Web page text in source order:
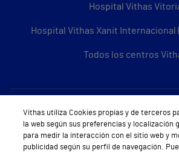
Hospital Vithas
Hospital Vithas Xanit Internacional
Todos los centros
Sobre Vithas
Quiénes somos
Vithas utiliza Cookies propias y de terceros
la web según sus preferencias y localización
para medir la interacción con el sitio web y
publicidad según su perfil de navegación.